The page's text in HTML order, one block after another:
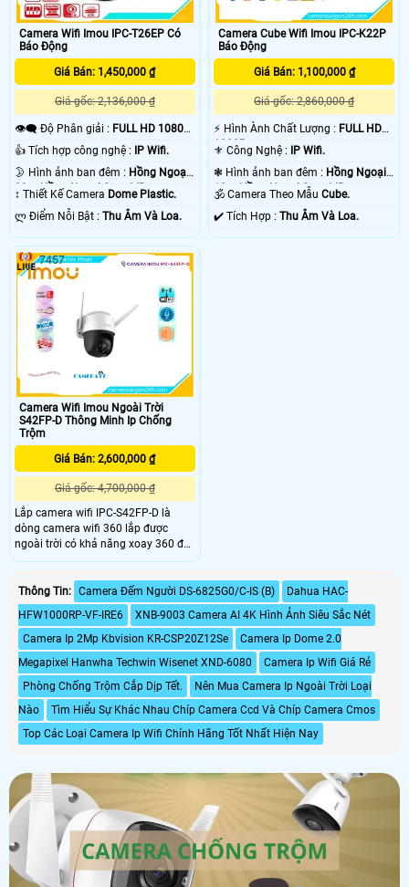
Camera Wifi Imou IPC-T26EP Có
Báo Động
Giá Bán: 1,450,000 ₫
Giá gốc: 2,136,000 ₫
👁️‍🗨 Độ Phân giải : FULL HD 1080P
👍 Tích hợp công nghệ :
IP Wifi.
🌛 Hình ảnh ban đêm : Hồng Ngoại
30m Hồng Ngoại Smart IR.
↕️ Thiết Kế Camera Dome Plastic.
️ლ Điểm Nỗi Bật : Thu Âm Và Loa.
Camera Cube Wifi Imou IPC-K22P
Báo Động
Giá Bán: 1,100,000 ₫
Giá gốc: 2,860,000 ₫
️⚡ Hình Ành Chất Lượng : FULL HD
1080P .
⚜️ Công Nghệ :
IP Wifi.
❃ Hình ảnh ban đêm : Hồng Ngoại
10m Hồng Ngoại Smart IR.
🕉️ Camera Theo MẫuCube.
️✔️ Tích Hợp :Thu Âm Và Loa.
Camera Wifi Imou Ngoài Trời
S42FP-D Thông Minh Ip Chống
Trộm
Giá Bán: 2,600,000 ₫
Giá gốc: 4,700,000 ₫
Lắp camera wifi IPC-S42FP-D là
dòng camera wifi 360 lắp được
ngoài trời có khả năng xoay 360 độ
tích hợp âm thanh 2 chiều hình ảnh
giải 4.0MP công nghệ IP giúp hình
ảnh sáng đẹp , tính năng AL Thông
minh phân biệt chuyển động người
và động vật
7457
Thông Tin: Camera Đếm Người DS-6825G0/C-IS (B)
Dahua HAC-
HFW1000RP-VF-IRE6
XNB-9003 Camera AI 4K Hình Ảnh Siêu Sắc Nét
Camera Ip 2Mp Kbvision KR-CSP20Z12Se
Camera Ip Dome 2.0
Megapixel Hanwha Techwin Wisenet XND-6080
Camera Ip Wifi Giá Rẻ
Phòng Chống Trộm Cắp Dịp Tết.
Nên Mua Camera Ip Ngoài Trời Loại
Nào
Tìm Hiểu Sự Khác Nhau Chíp Camera Ccd Và Chíp Camera Cmos
Top Các Loại Camera Ip Wifi Chính Hãng Tốt Nhất Hiện Nay